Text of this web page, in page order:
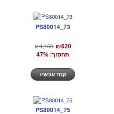
PS80014_73
₪1,169 ₪620
תחסוך: 47%
PS80014_75